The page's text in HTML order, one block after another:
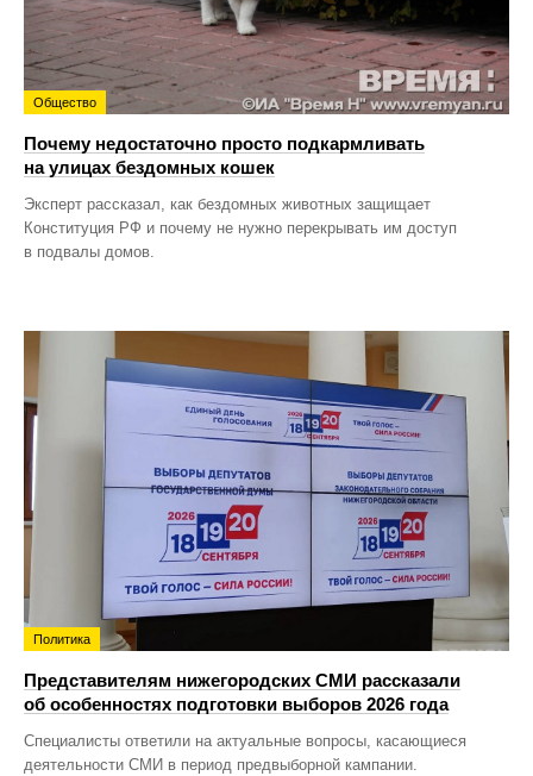
Общество
Почему недостаточно просто подкармливать
на улицах бездомных кошек
Эксперт рассказал, как бездомных животных защищает
Конституция РФ и почему не нужно перекрывать им доступ
в подвалы домов.
Политика
Представителям нижегородских СМИ рассказали
об особенностях подготовки выборов 2026 года
Специалисты ответили на актуальные вопросы, касающиеся
деятельности СМИ в период предвыборной кампании.